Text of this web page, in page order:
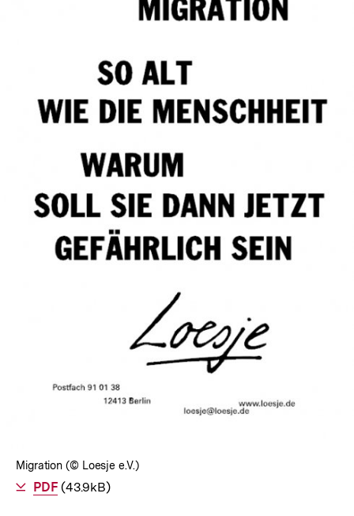
In
Lightbox
öffnen
Migration (© Loesje e.V.)
Als
PDFherunterladen
(43.9kB)